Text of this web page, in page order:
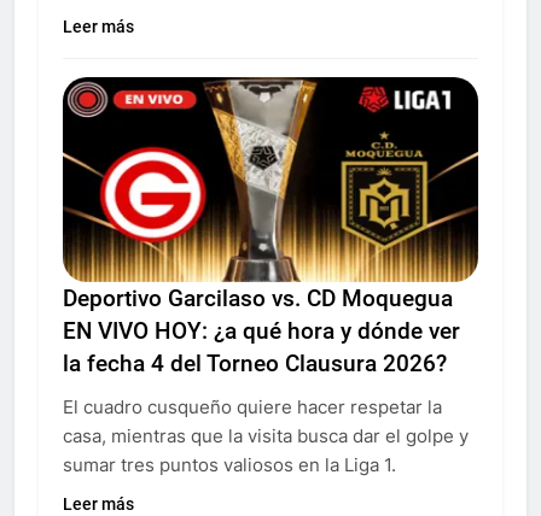
Leer más
Deportivo Garcilaso vs. CD Moquegua
EN VIVO HOY: ¿a qué hora y dónde ver
la fecha 4 del Torneo Clausura 2026?
El cuadro cusqueño quiere hacer respetar la
casa, mientras que la visita busca dar el golpe y
sumar tres puntos valiosos en la Liga 1.
Leer más